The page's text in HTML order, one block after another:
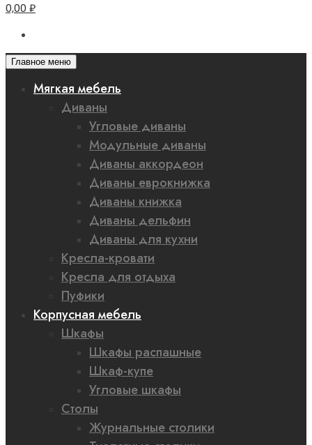
0,00 ₽
Главное меню
Мягкая мебель
Диваны
Угловые диваны
Модульные диваны
Диваны аккордеон
Диваны еврокнижка
Диваны книжка
Диваны дельфин
Диваны для кухни
Кресла-кровати
Кресла для отдыха
Пуфики
Корпусная мебель
Шкафы
Шкафы распашные
Шкаф-купе
Угловые шкафы
Столы
Журнальные столики